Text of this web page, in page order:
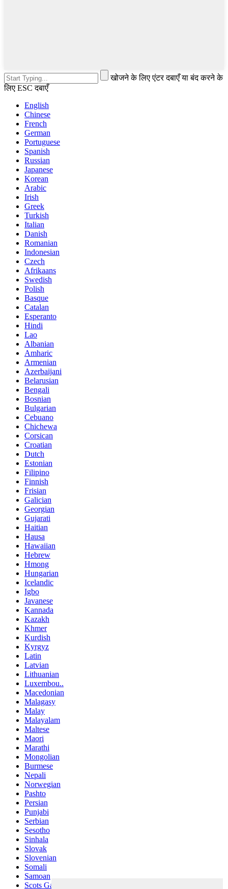
खोजने के लिए एंटर दबाएँ या बंद करने के
लिए ESC दबाएँ
English
Chinese
French
German
Portuguese
Spanish
Russian
Japanese
Korean
Arabic
Irish
Greek
Turkish
Italian
Danish
Romanian
Indonesian
Czech
Afrikaans
Swedish
Polish
Basque
Catalan
Esperanto
Hindi
Lao
Albanian
Amharic
Armenian
Azerbaijani
Belarusian
Bengali
Bosnian
Bulgarian
Cebuano
Chichewa
Corsican
Croatian
Dutch
Estonian
Filipino
Finnish
Frisian
Galician
Georgian
Gujarati
Haitian
Hausa
Hawaiian
Hebrew
Hmong
Hungarian
Icelandic
Igbo
Javanese
Kannada
Kazakh
Khmer
Kurdish
Kyrgyz
Latin
Latvian
Lithuanian
Luxembou..
Macedonian
Malagasy
Malay
Malayalam
Maltese
Maori
Marathi
Mongolian
Burmese
Nepali
Norwegian
Pashto
Persian
Punjabi
Serbian
Sesotho
Sinhala
Slovak
Slovenian
Somali
Samoan
Scots Gaelic